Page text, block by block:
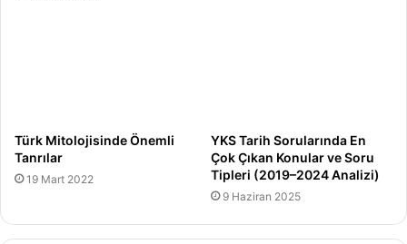
Türk Mitolojisinde Önemli
Tanrılar
19 Mart 2022
YKS Tarih Sorularında En
Çok Çıkan Konular ve Soru
Tipleri (2019–2024 Analizi)
9 Haziran 2025